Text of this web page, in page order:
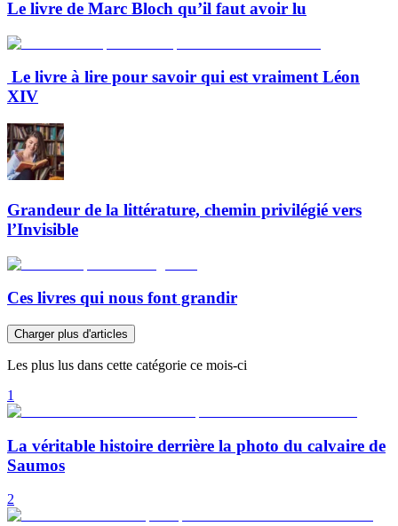
Le livre de Marc Bloch qu’il faut avoir lu
Le livre à lire pour savoir qui est vraiment Léon
XIV
Grandeur de la littérature, chemin privilégié vers
l’Invisible
Ces livres qui nous font grandir
Charger plus d'articles
Les plus lus dans cette catégorie ce mois-ci
1
La véritable histoire derrière la photo du calvaire de
Saumos
2